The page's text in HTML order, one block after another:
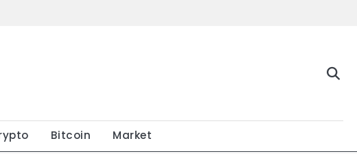
Bitcoin Market